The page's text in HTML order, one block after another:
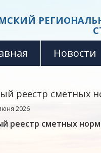
Новости
реестр сметных
2026
реестр сметных